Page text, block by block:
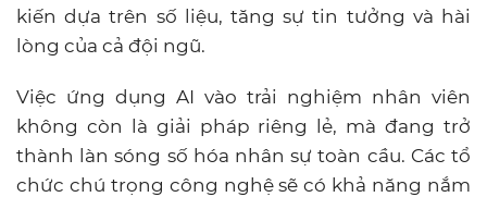
kiến dựa trên số liệu, tăng sự tin tưởng và hài
lòng của cả đội ngũ.
Việc ứng dụng AI vào trải nghiệm nhân viên
không còn là giải pháp riêng lẻ, mà đang trở
thành làn sóng số hóa nhân sự toàn cầu. Các tổ
chức chú trọng công nghệ sẽ có khả năng nắm